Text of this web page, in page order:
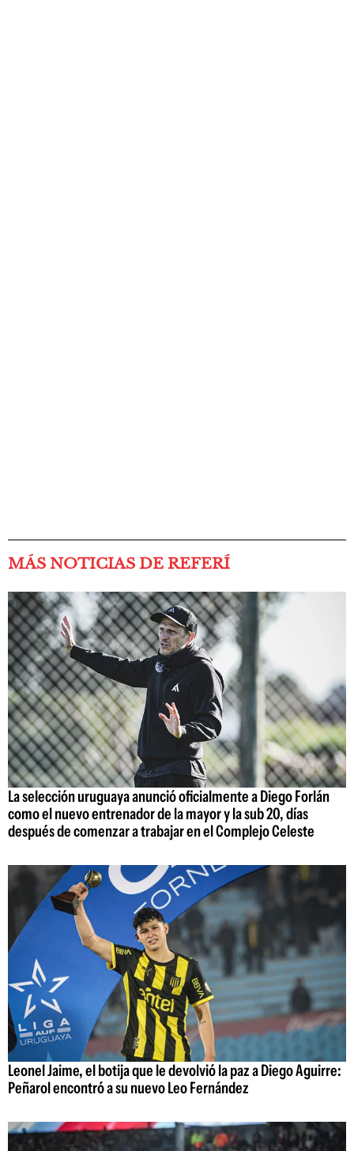
MÁS NOTICIAS DE REFERÍ
La selección uruguaya anunció oficialmente a Diego Forlán
como el nuevo entrenador de la mayor y la sub 20, días
después de comenzar a trabajar en el Complejo Celeste
Leonel Jaime, el botija que le devolvió la paz a Diego Aguirre:
Peñarol encontró a su nuevo Leo Fernández